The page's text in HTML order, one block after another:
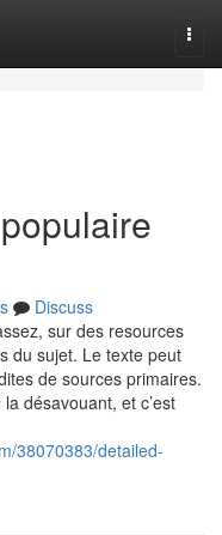
Discuss
sur des resources
du sujet. Le texte peut
de sources primaires.
désavouant, et c’est
38070383/detailed-